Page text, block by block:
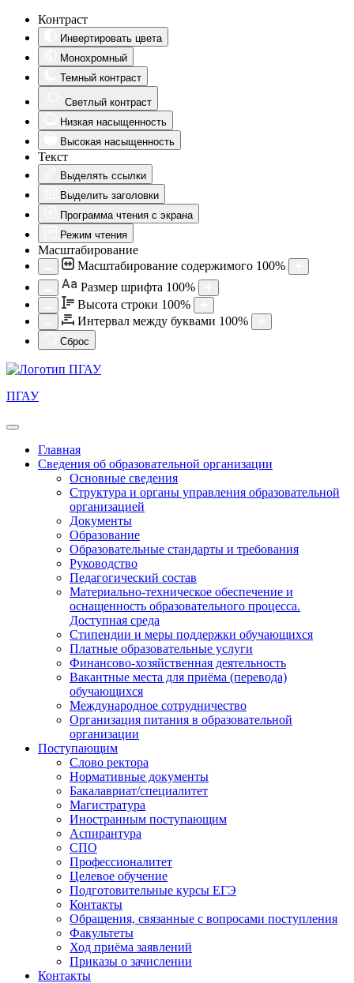
Контраст
Инвертировать цвета
Монохромный
Темный контраст
Светлый контраст
Низкая насыщенность
Высокая насыщенность
Текст
Выделять ссылки
Выделить заголовки
Программа чтения с экрана
Режим чтения
Масштабирование
Масштабирование содержимого 100%
Aa Размер шрифта 100%
Высота строки 100%
Интервал между буквами 100%
Сброс
ПГАУ
Главная
Сведения об образовательной организации
Основные сведения
Структура и органы управления образовательной
организацией
Документы
Образование
Образовательные стандарты и требования
Руководство
Педагогический состав
Материально-техническое обеспечение и
оснащенность образовательного процесса.
Доступная среда
Стипендии и меры поддержки обучающихся
Платные образовательные услуги
Финансово-хозяйственная деятельность
Вакантные места для приёма (перевода)
обучающихся
Международное сотрудничество
Организация питания в образовательной
организации
Поступающим
Слово ректора
Нормативные документы
Бакалавриат/специалитет
Магистратура
Иностранным поступающим
Аспирантура
СПО
Профессионалитет
Целевое обучение
Подготовительные курсы ЕГЭ
Контакты
Обращения, связанные с вопросами поступления
Факультеты
Ход приёма заявлений
Приказы о зачислении
Контакты